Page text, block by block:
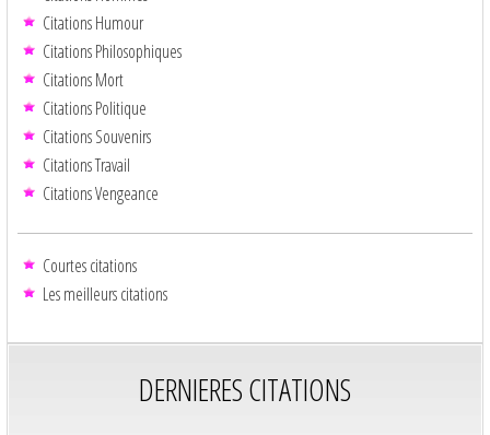
Citations Humour
Citations Philosophiques
Citations Mort
Citations Politique
Citations Souvenirs
Citations Travail
Citations Vengeance
Courtes citations
Les meilleurs citations
DERNIERES CITATIONS